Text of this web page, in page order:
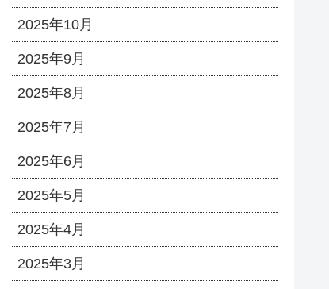
2025年10月
2025年9月
2025年8月
2025年7月
2025年6月
2025年5月
2025年4月
2025年3月